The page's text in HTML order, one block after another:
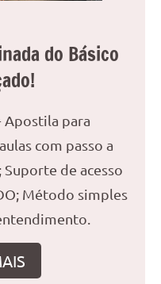
do Básico
Apostila para
com passo a
Suporte de acesso
Método simples